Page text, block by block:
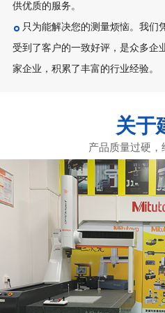
供优质的服务。
只为能解决您的测量烦恼。我们
受到了客户的一致好评，是众多企
家企业，积累了丰富的行业经验。
关于